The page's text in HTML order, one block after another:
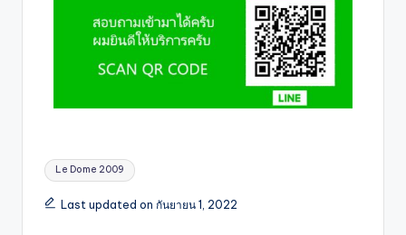
Le Dome 2009
Last updated on กันยายน 1, 2022